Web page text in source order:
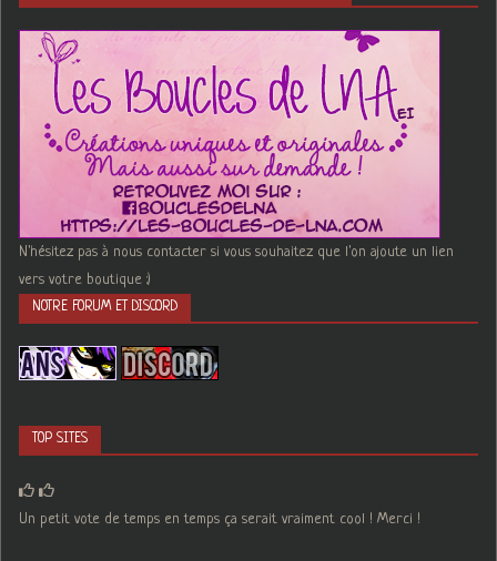
N'hésitez pas à nous contacter si vous souhaitez que l'on ajoute un lien
vers votre boutique :)
NOTRE FORUM ET DISCORD
TOP SITES
Un petit vote de temps en temps ça serait vraiment cool ! Merci !